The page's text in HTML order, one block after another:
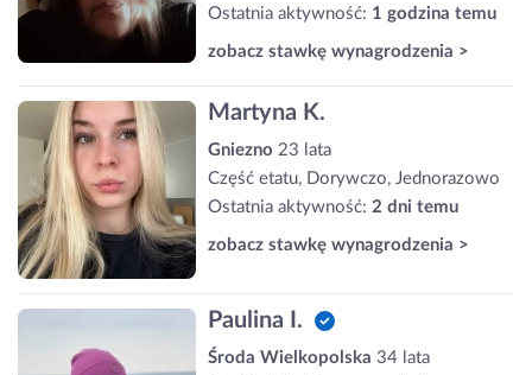
Ostatnia aktywność: 1 godzina temu
zobacz stawkę wynagrodzenia >
Martyna K.
Gniezno 23 lata
Część etatu, Dorywczo, Jednorazowo
Ostatnia aktywność: 2 dni temu
zobacz stawkę wynagrodzenia >
Paulina I.
Środa Wielkopolska 34 lata